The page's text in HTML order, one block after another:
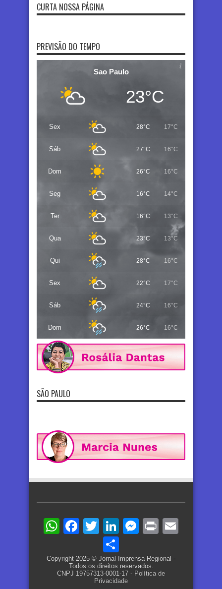
CURTA NOSSA PÁGINA
PREVISÃO DO TEMPO
Sao Paulo
23°C
Sex 28°C 17°C
Sáb 27°C 16°C
Dom 26°C 16°C
Seg 16°C 14°C
Ter 16°C 13°C
Qua 23°C 13°C
Qui 28°C 16°C
Sex 22°C 17°C
Sáb 24°C 16°C
Dom 26°C 16°C
SÃO PAULO
WhatsApp
Facebook
TwitterLinkedIn
Messenger
Print
Copyright 2025 © Jornal Imprensa Regional -
Todos os direitos reservados.
CNPJ 19757313-0001-17 - Política de
Privacidade